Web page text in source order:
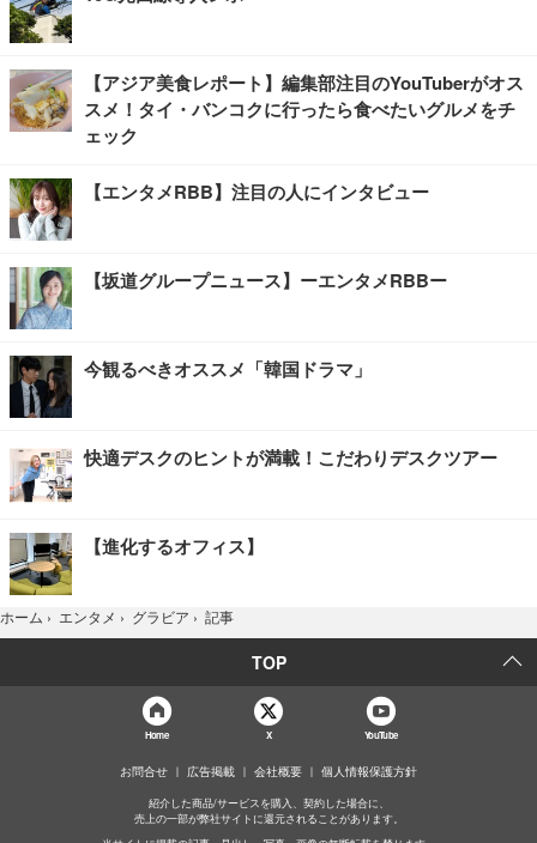
【アジア美食レポート】編集部注目のYouTuberがオス
スメ！タイ・バンコクに行ったら食べたいグルメをチ
ェック
【エンタメRBB】注目の人にインタビュー
【坂道グループニュース】ーエンタメRBBー
今観るべきオススメ「韓国ドラマ」
快適デスクのヒントが満載！こだわりデスクツアー
【進化するオフィス】
ホーム › エンタメ › グラビア › 記事
TOP
Home X YouTube
お問合せ 広告掲載 会社概要 個人情報保護方針
紹介した商品/サービスを購入、契約した場合に、
売上の一部が弊社サイトに還元されることがあります。